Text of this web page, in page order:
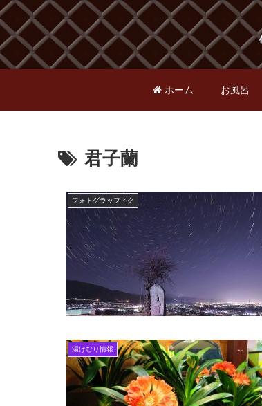
ホーム お風呂
君子蘭
フォトグラッフィク
湯けむり情報